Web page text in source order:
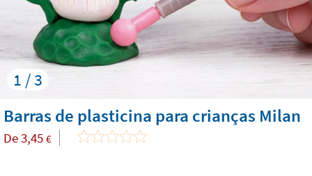
1 / 3
Barras de plasticina para crianças Milan
De3,45 €